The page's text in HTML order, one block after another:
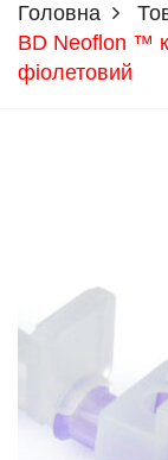
Головна
BD Neoflon ™
фіолетовий